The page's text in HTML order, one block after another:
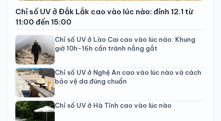
Chỉ số UV ở Đắk Lắk cao vào lúc nào: đỉnh 12.1 từ
11:00 đến 15:00
Chỉ số UV ở Lào Cai cao vào lúc nào: Khung
giờ 10h-16h cần tránh nắng gắt
Chỉ số UV ở Nghệ An cao vào lúc nào và cách
bảo vệ da đúng chuẩn
Chỉ số UV ở Hà Tĩnh cao vào lúc nào